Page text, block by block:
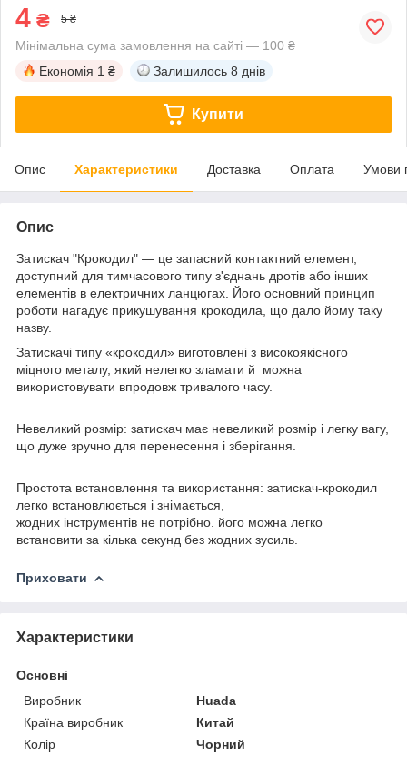
4 ₴ 5 ₴
Мінімальна сума замовлення на сайті — 100 ₴
Економія 1 ₴ Залишилось 8 днів
Купити
Опис Характеристики Доставка Оплата Умови
Опис
Затискач "Крокодил" — це запасний контактний елемент,
доступний для тимчасового типу з'єднань дротів або інших
елементів в електричних ланцюгах. Його основний принцип
роботи нагадує прикушування крокодила, що дало йому таку
назву.
Затискачі типу «крокодил» виготовлені з високоякісного
міцного металу, який нелегко зламати й можна
використовувати впродовж тривалого часу.
Невеликий розмір: затискач має невеликий розмір і легку вагу,
що дуже зручно для перенесення і зберігання.
Простота встановлення та використання: затискач-крокодил
легко встановлюється і знімається,
жодних інструментів не потрібно. його можна легко
встановити за кілька секунд без жодних зусиль.
Приховати
Характеристики
Основні
Виробник
Huada
Країна виробник
Китай
Колір
Чорний